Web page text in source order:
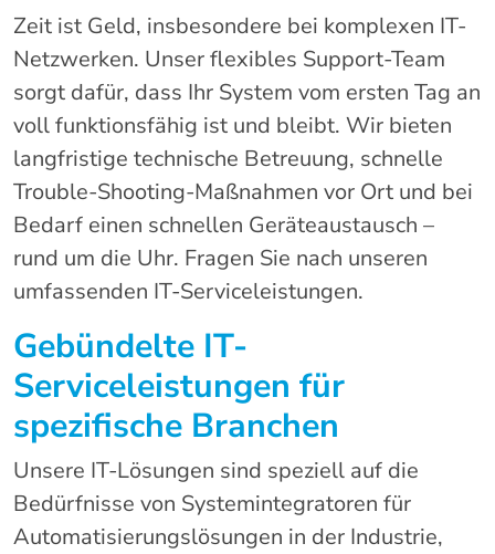
Zeit ist Geld, insbesondere bei komplexen IT-
Netzwerken. Unser flexibles Support-Team
sorgt dafür, dass Ihr System vom ersten Tag an
voll funktionsfähig ist und bleibt. Wir bieten
langfristige technische Betreuung, schnelle
Trouble-Shooting-Maßnahmen vor Ort und bei
Bedarf einen schnellen Geräteaustausch –
rund um die Uhr. Fragen Sie nach unseren
umfassenden IT-Serviceleistungen.
Gebündelte IT-
Serviceleistungen für
spezifische Branchen
Unsere IT-Lösungen sind speziell auf die
Bedürfnisse von Systemintegratoren für
Automatisierungslösungen in der Industrie,